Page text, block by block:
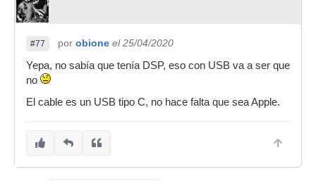
#77 por obione el 25/04/2020
Yepa, no sabía que tenía DSP, eso con USB va a ser que
no
El cable es un USB tipo C, no hace falta que sea Apple.